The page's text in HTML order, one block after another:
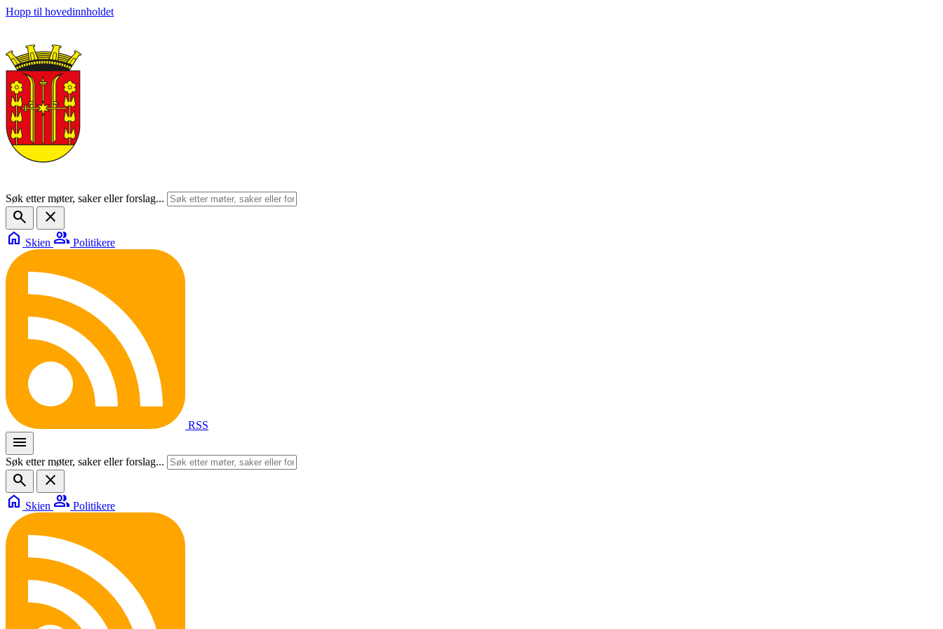
Hopp til hovedinnholdet
Søk etter møter, saker eller forslag...
search
close
home Skien group Politikere
RSS
menu
Søk etter møter, saker eller forslag...
search
close
home Skien group Politikere